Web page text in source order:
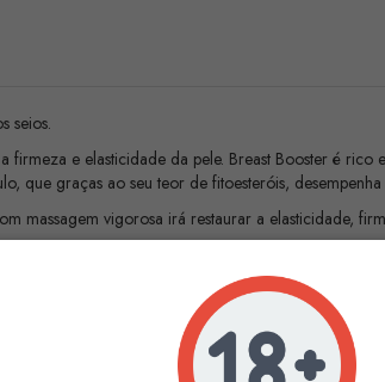
seios.
firmeza e elasticidade da pele. Breast Booster é
que graças ao seu teor de fitoesteróis,
massagem vigorosa irá restaurar a elasticidade,